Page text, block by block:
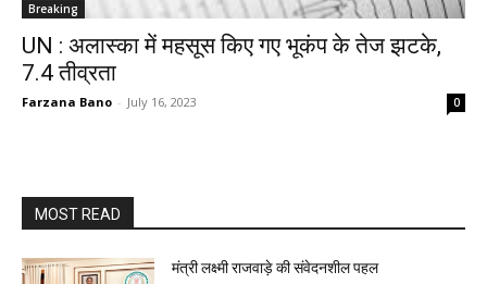
Breaking
UN : अलास्का में महसूस किए गए भूकंप के तेज झटके,
7.4 तीव्रता
Farzana Bano - July 16, 2023 0
MOST READ
मंत्री लक्ष्मी राजवाड़े की संवेदनशील पहल